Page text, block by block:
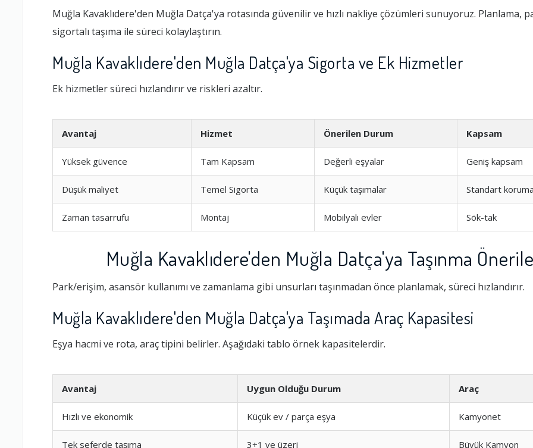
Muğla Kavaklıdere'den Muğla Datça'ya rotasında güvenilir ve hızlı nakliye çözümleri sunuyoruz. Planlama,
sigortalı taşıma ile süreci kolaylaştırın.
Muğla Kavaklıdere'den Muğla Datça'ya Sigorta ve Ek Hizmetler
Ek hizmetler süreci hızlandırır ve riskleri azaltır.
Avantaj Hizmet Önerilen Durum Kapsam
Yüksek güvence Tam Kapsam Değerli eşyalar Geniş kapsam
Düşük maliyet Temel Sigorta Küçük taşımalar Standart
Zaman tasarrufu Montaj Mobilyalı evler Sök-tak
Muğla Kavaklıdere'den Muğla Datça'ya Taşınma
Park/erişim, asansör kullanımı ve zamanlama gibi unsurları taşınmadan önce planlamak, süreci hızlandırır.
Muğla Kavaklıdere'den Muğla Datça'ya Taşımada Araç Kapasitesi
Eşya hacmi ve rota, araç tipini belirler. Aşağıdaki tablo örnek kapasitelerdir.
Avantaj Uygun Olduğu Durum Araç
Hızlı ve ekonomik Küçük ev / parça eşya Kamyonet
Tek seferde taşıma 3+1 ve üzeri Büyük Kamyon